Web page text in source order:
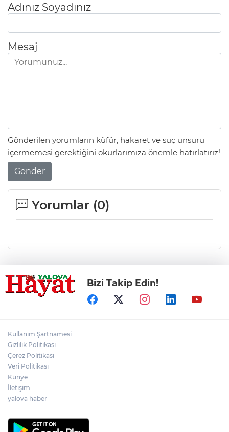
Adınız Soyadınız
Mesaj
Gönderilen yorumların küfür, hakaret ve suç unsuru
içermemesi gerektiğini okurlarımıza önemle hatırlatırız!
Gönder
Yorumlar (0)
Bizi Takip Edin!
Kullanım Şartnamesi
Gizlilik Politikası
Çerez Politikası
Veri Politikası
Künye
İletişim
yalova haber